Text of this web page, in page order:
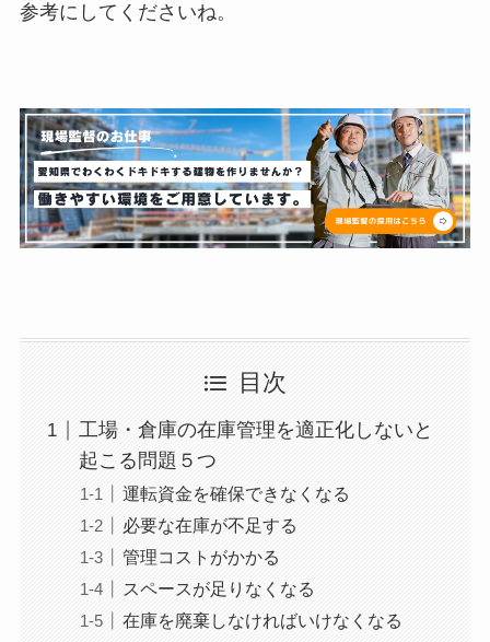
参考にしてくださいね。
目次
工場・倉庫の在庫管理を適正化しないと
起こる問題５つ
運転資金を確保できなくなる
必要な在庫が不足する
管理コストがかかる
スペースが足りなくなる
在庫を廃棄しなければいけなくなる